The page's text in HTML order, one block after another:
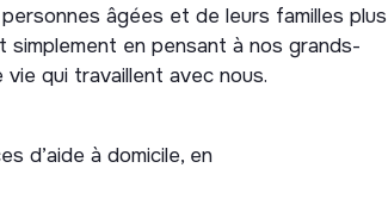
âgées et de leurs familles plus
en pensant à nos grands-
qui travaillent avec nous.
d’aide à domicile, en